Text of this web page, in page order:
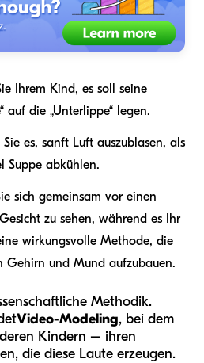
Ihrem Kind, es soll seine
auf die „Unterlippe“ legen.
Sie es, sanft Luft auszublasen, als
Suppe abkühlen.
sich gemeinsam vor einen
zu sehen, während es Ihr
wirkungsvolle Methode, die
Gehirn und Mund aufzubauen.
Methodik.
Video-Modeling, bei dem
Kindern – ihren
die diese Laute erzeugen.